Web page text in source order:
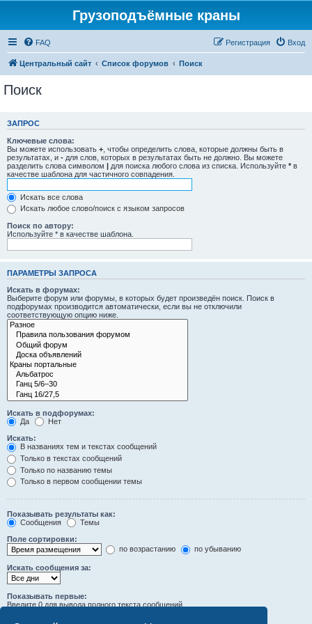
Грузоподъёмные краны
FAQ Вход
Регистрация
Центральный сайт Список форумов Поиск
Поиск
ЗАПРОС
Ключевые слова:
Вы можете использовать + , чтобы определить слова, которые должны быть в
результатах, и - для слов, которых в результатах быть не должно. Вы можете
разделить слова символом | для поиска любого слова из списка. Используйте * в
качестве шаблона для частичного совпадения.
Искать все слова
Искать любое слово/поиск с языком запросов
Поиск по автору:
Используйте * в качестве шаблона.
ПАРАМЕТРЫ ЗАПРОСА
Искать в форумах:
Выберите форум или форумы, в которых будет произведён поиск. Поиск в
подфорумах производится автоматически, если вы не отключили
соответствующую опцию ниже.
Искать в подфорумах:
Да
Нет
Искать:
В названиях тем и текстах сообщений
Только в текстах сообщений
Только по названию темы
Только в первом сообщении темы
Показывать результаты как:
Сообщения
Темы
Поле сортировки:
по возрастанию
по убыванию
Искать сообщения за:
Показывать первые:
Введите 0 для вывода полного текста сообщений.